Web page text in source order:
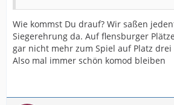
Wie kommst Du drauf? Wir saßen
Siegerehrung da. Auf flensburger
gar nicht mehr zum Spiel auf Platz
Also mal immer schön komod bleiben